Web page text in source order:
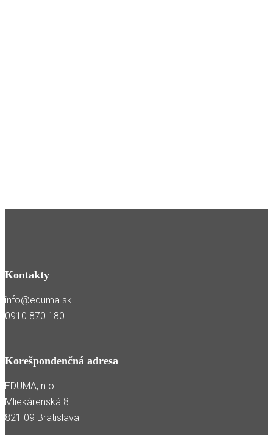
Kontakty
info@eduma.sk
0910 870 180
Korešpondenčná adresa
EDUMA, n.o.
Mliekárenská 8
821 09 Bratislava